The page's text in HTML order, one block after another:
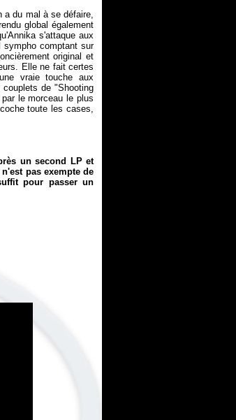
a du mal à se défaire,
global également
s'attaque aux
comptant sur
original et
Elle ne fait certes
vraie touche aux
de "Shooting
le morceau le plus
toute les cases,
un second LP et
pas exempte de
pour passer un